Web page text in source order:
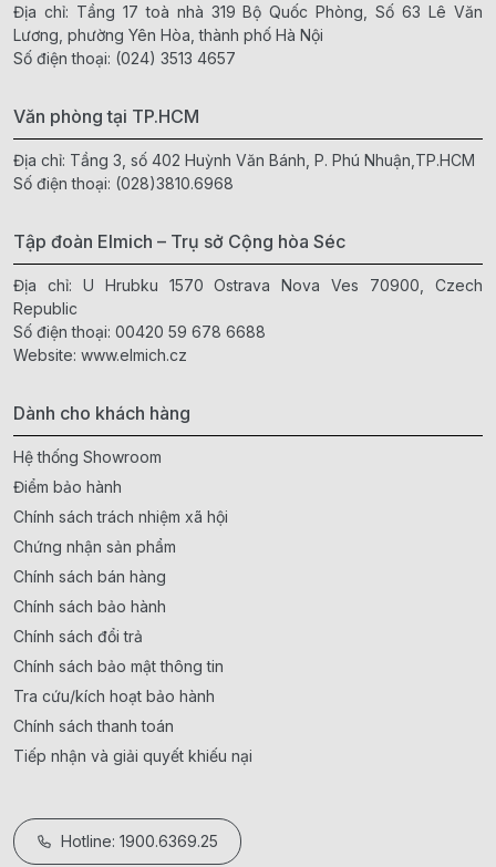
Địa chỉ: Tầng 17 toà nhà 319 Bộ Quốc Phòng, Số 63 Lê Văn
Lương, phường Yên Hòa, thành phố Hà Nội
Số điện thoại: (024) 3513 4657
Văn phòng tại TP.HCM
Địa chỉ: Tầng 3, số 402 Huỳnh Văn Bánh, P. Phú Nhuận,TP.HCM
Số điện thoại: (028)3810.6968
Tập đoàn Elmich – Trụ sở Cộng hòa Séc
Địa chỉ: U Hrubku 1570 Ostrava Nova Ves 70900, Czech
Republic
Số điện thoại: 00420 59 678 6688
Website: www.elmich.cz
Dành cho khách hàng
Hệ thống Showroom
Điểm bảo hành
Chính sách trách nhiệm xã hội
Chứng nhận sản phẩm
Chính sách bán hàng
Chính sách bảo hành
Chính sách đổi trả
Chính sách bảo mật thông tin
Tra cứu/kích hoạt bảo hành
Chính sách thanh toán
Tiếp nhận và giải quyết khiếu nại
Hotline: 1900.6369.25